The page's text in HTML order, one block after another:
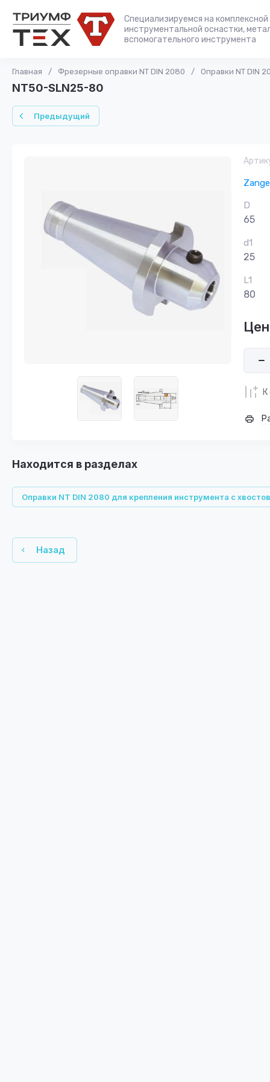
Специализируемся на
инструментальной оснастки,
вспомогательного инструмента
Главная / Фрезерные оправки NT DIN 2080 / Оправки NT DIN
NT50-SLN25-80
Предыдущий
Zange
D
65
d1
25
L1
80
Находится в разделах
Оправки NT DIN 2080 для крепления инструмента с
Назад